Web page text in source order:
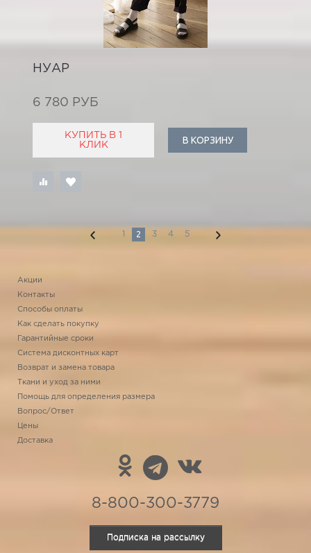
НУАР
6 780 РУБ
КУПИТЬ В 1
КЛИК
В КОРЗИНУ
1 2 3 4 5
Акции
Контакты
Способы оплаты
Как сделать покупку
Гарантийные сроки
Система дисконтных карт
Возврат и замена товара
Ткани и уход за ними
Помощь для определения размера
Вопрос/Ответ
Цены
Доставка
8-800-300-3779
Подписка на рассылку